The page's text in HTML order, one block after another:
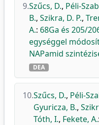
9.Szűcs, D., Péli-
B., Szikra, D. P.,
A.: 68Ga és 205/
egységgel
NAPamid
DEA
10.Szűcs, D., Péli-
Gyuricza, B.,
Tóth, I., Fekete, A.: